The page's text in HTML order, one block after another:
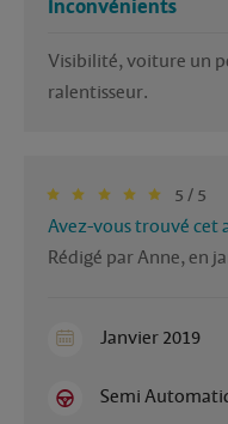
Inconvénients
Visibilité, voiture un
ralentisseur.
5 / 5
Avez-vous trouvé cet
Rédigé par Anne, en
Janvier 2019
Semi